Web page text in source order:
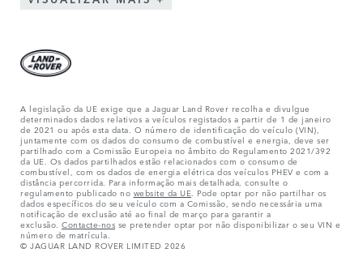
A legislação da UE exige que a Jaguar Land Rover recolha e divulgue
determinados dados relativos a veículos registados a partir de 1 de janeiro
de 2021 ou após esta data. O número de identificação do veículo (VIN),
juntamente com os dados do consumo de combustível e energia, deve ser
partilhado com a Comissão Europeia no âmbito do Regulamento 2021/392
da UE. Os dados partilhados estão relacionados com o consumo de
combustível, com os dados de energia elétrica dos veículos PHEV e com a
distância percorrida. Para informação mais detalhada, consulte o
regulamento publicado no website da UE . Pode optar por não partilhar os
dados específicos do seu veículo com a Comissão, sendo necessária uma
notificação de exclusão até ao final de março para garantir a
exclusão. Contacte-nos se pretender optar por não disponibilizar o seu VIN e
número de matrícula.
© JAGUAR LAND ROVER LIMITED 2026